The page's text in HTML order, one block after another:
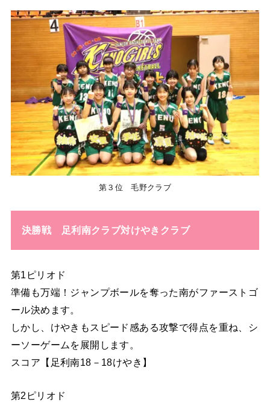
第３位 毛野クラブ
決勝戦 足利南クラブ対けやきクラブ
第1ピリオド
準備も万端！ジャンプボールを奪った南がファーストゴ
ール決めます。
しかし、けやきもスピード感ある攻撃で得点を重ね、シ
ーソーゲームを展開します。
スコア【足利南18－18けやき】
第2ピリオド